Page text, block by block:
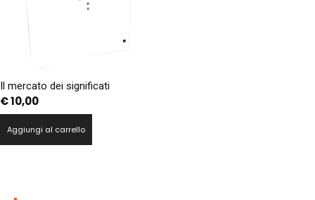
Il mercato dei significati
€10,00
Aggiungi al carrello